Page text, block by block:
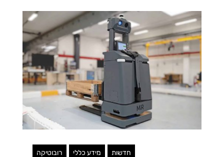
חדשות מידע כללי רובוטיקה